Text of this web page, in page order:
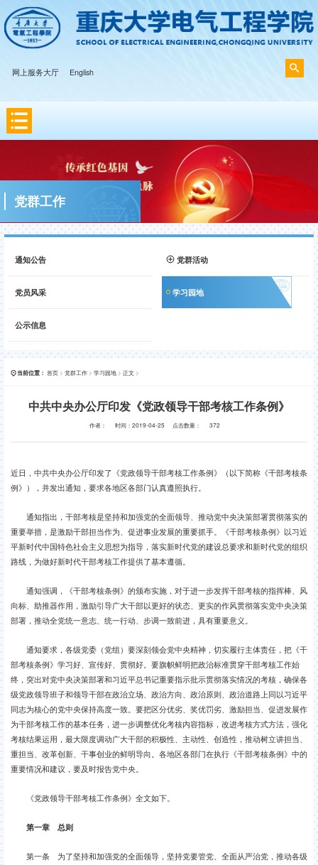
网上服务大厅 English
党群工作
通知公告 党群活动
党员风采 学习园地
公示信息
当前位置： 首页 > 党群工作 > 学习园地 > 正文 >
中共中央办公厅印发《党政领导干部考核工作条例》
作者： 时间：2019-04-25 点击数量： 372
近日，中共中央办公厅印发了《党政领导干部考核工作条例》（以下简称《干部考核条
例》），并发出通知，要求各地区各部门认真遵照执行。
通知指出，干部考核是坚持和加强党的全面领导、推动党中央决策部署贯彻落实的
重要举措，是激励干部担当作为、促进事业发展的重要抓手。《干部考核条例》以习近
平新时代中国特色社会主义思想为指导，落实新时代党的建设总要求和新时代党的组织
路线，为做好新时代干部考核工作提供了基本遵循。
通知强调，《干部考核条例》的颁布实施，对于进一步发挥干部考核的指挥棒、风
向标、助推器作用，激励引导广大干部以更好的状态、更实的作风贯彻落实党中央决策
部署，推动全党统一意志、统一行动、步调一致前进，具有重要意义。
通知要求，各级党委（党组）要深刻领会党中央精神，切实履行主体责任，把《干
部考核条例》学习好、宣传好、贯彻好。要旗帜鲜明把政治标准贯穿干部考核工作始
终，突出对党中央决策部署和习近平总书记重要指示批示贯彻落实情况的考核，确保各
级党政领导班子和领导干部在政治立场、政治方向、政治原则、政治道路上同以习近平
同志为核心的党中央保持高度一致。要把区分优劣、奖优罚劣、激励担当、促进发展作
为干部考核工作的基本任务，进一步调整优化考核内容指标，改进考核方式方法，强化
考核结果运用，最大限度调动广大干部的积极性、主动性、创造性，推动树立讲担当、
重担当、改革创新、干事创业的鲜明导向。各地区各部门在执行《干部考核条例》中的
重要情况和建议，要及时报告党中央。
《党政领导干部考核工作条例》全文如下。
第一章 总则
第一条 为了坚持和加强党的全面领导，坚持党要管党、全面从严治党，推动各级